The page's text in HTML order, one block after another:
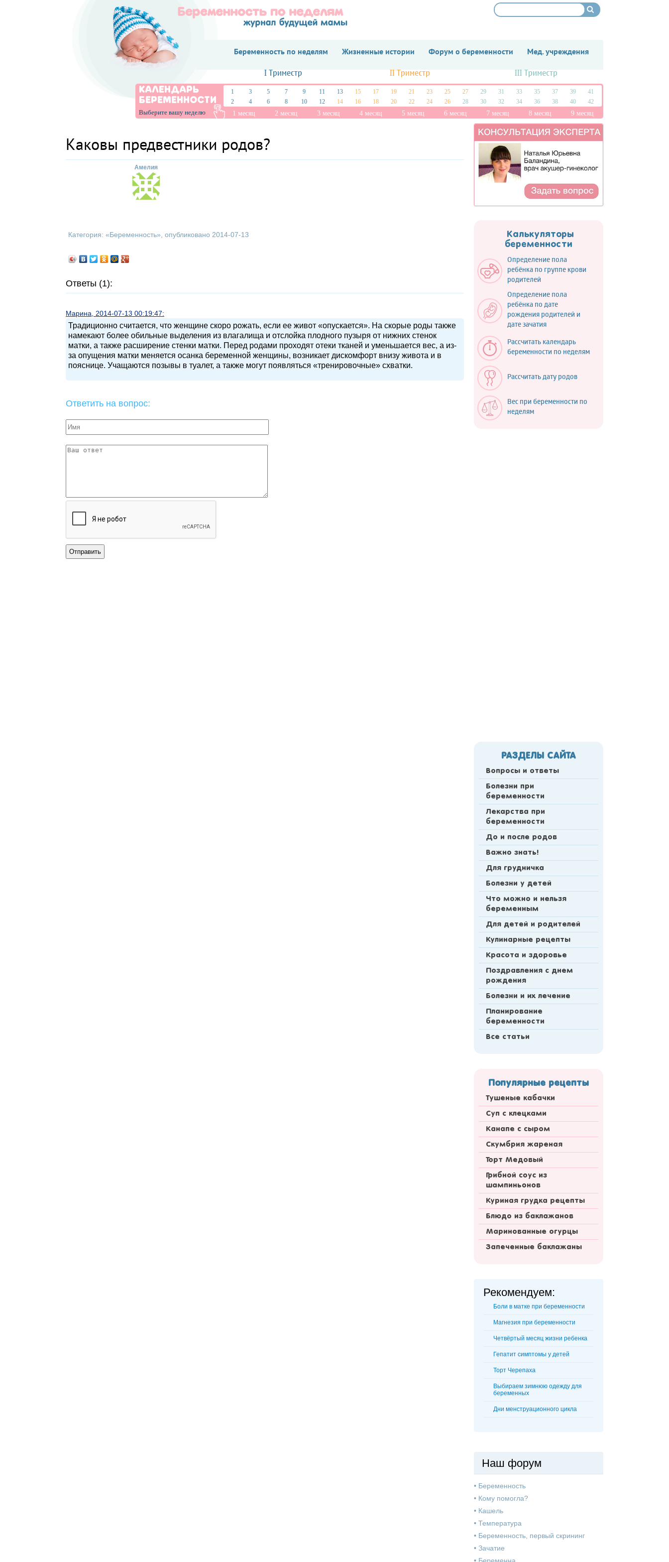
Беременность по неделям Жизненные истории Форум о беременности Мед. учреждения
I Триместр II Триместр III Триместр
КАЛЕНДАРЬ
БЕРЕМЕННОСТИ
Выберите вашу неделю
1 3 5 7 9 11 13 15 17 19 21 23 25 27 29 31 33 35 37 39
41
2
4 6 8 10 12 14 16 18 20 22 24 26 28 30 32 34 36 38 40 42
1 месяц 2 месяц 3 месяц 4 месяц 5 месяц 6 месяц 7 месяц 8 месяц 9 месяц
Каковы предвестники родов?
Амелия
Категория: «Беременность», опубликовано 2014-07-13
Ответы (1):
Марина, 2014-07-13 00:19:47:
Традиционно считается, что женщине скоро рожать, если ее живот «опускается». На скорые роды также
намекают более обильные выделения из влагалища и отслойка плодного пузыря от нижних стенок
матки, а также расширение стенки матки. Перед родами проходят отеки тканей и уменьшается вес, а из-
за опущения матки меняется осанка беременной женщины, возникает дискомфорт внизу живота и в
пояснице. Учащаются позывы в туалет, а также могут появляться «тренировочные» схватки.
Ответить на вопрос:
Калькуляторы
беременности
Определение пола
ребёнка по группе крови
родителей
Определение пола
ребёнка по дате
рождения родителей и
дате зачатия
Рассчитать календарь
беременности по неделям
Рассчитать дату родов
Вес при беременности по
неделям
РАЗДЕЛЫ САЙТА
Вопросы и ответы
Болезни при
беременности
Лекарства при
беременности
До и после родов
Важно знать!
Для грудничка
Болезни у детей
Что можно и нельзя
беременным
Для детей и родителей
Кулинарные рецепты
Красота и здоровье
Поздравления с днем
рождения
Болезни и их лечение
Планирование
беременности
Все статьи
Популярные рецепты
Тушеные кабачки
Суп с клецками
Канапе с сыром
Скумбрия жареная
Торт Медовый
Грибной соус из
шампиньонов
Куриная грудка рецепты
Блюдо из баклажанов
Маринованные огурцы
Запеченные баклажаны
Рекомендуем:
Боли в матке при беременности
Магнезия при беременности
Четвёртый месяц жизни ребенка
Гепатит симптомы у детей
Торт Черепаха
Выбираем зимнюю одежду для
беременных
Дни менструационного цикла
Наш форум
• Беременность
• Кому помогла?
• Кашель
• Температура
• Беременность, первый скрининг
• Зачатие